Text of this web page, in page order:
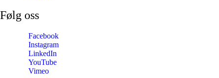
Følg oss
Facebook
Instagram
LinkedIn
YouTube
Vimeo